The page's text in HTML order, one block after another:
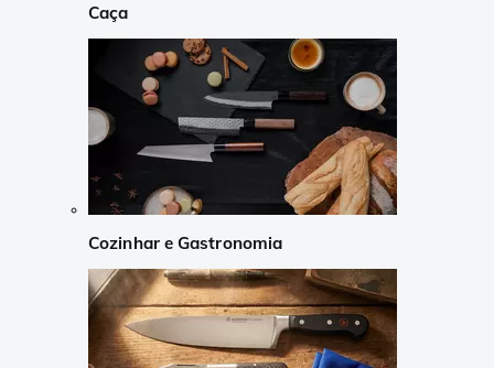
Caça
Cozinhar e Gastronomia